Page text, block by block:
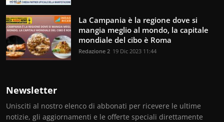
La Campania è la regione dove si
mangia meglio al mondo, la capitale
mondiale del cibo è Roma
Redazione 2 19 Dic 2023 11:44
Newsletter
Unisciti al nostro elenco di abbonati per ricevere le ultime
notizie, gli aggiornamenti e le offerte speciali direttamente